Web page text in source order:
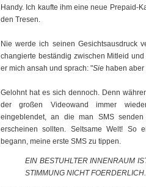
Handy. Ich kaufte ihm eine neue Prepaid-
den Tresen.
Nie werde ich seinen Gesichtsausdruck
changierte beständig zwischen Mitleid
er mich ansah und sprach: "Sie haben aber
Gelohnt hat es sich dennoch. Denn
der großen Videowand immer
eingeblendet, an die man SMS
erscheinen sollten. Seltsame Welt! So
begann, meine erste SMS zu tippen.
EIN BESTUHLTER INNENRAUM
STIMMUNG NICHT